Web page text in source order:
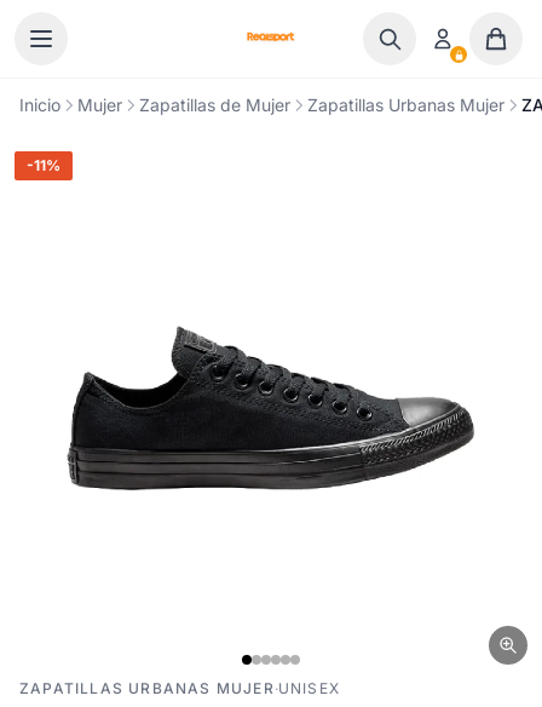
Inicio Mujer Zapatillas de Mujer Zapatillas Urbanas Mujer
-11%
ZAPATILLAS URBANAS MUJER·UNISEX